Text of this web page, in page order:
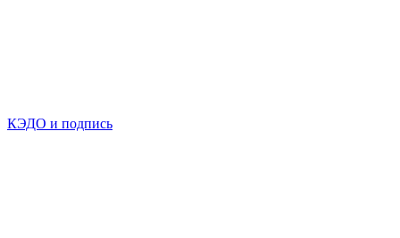
КЭДО и подпись